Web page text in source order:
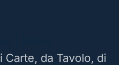
da Tavolo, di